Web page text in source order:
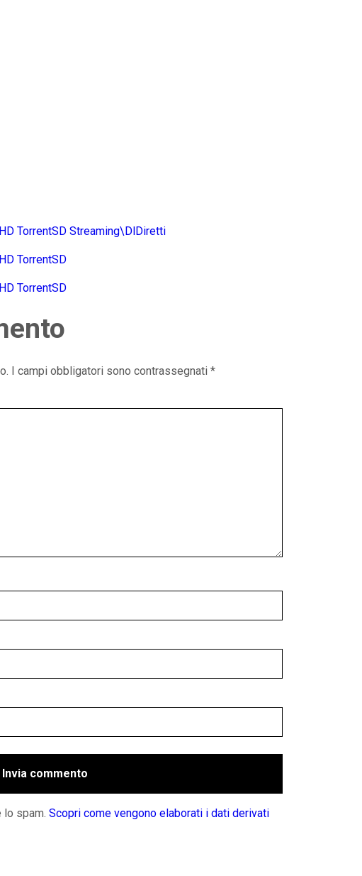
TorrentSD Streaming\DlDiretti
TorrentSD
TorrentSD
I campi obbligatori sono contrassegnati *
spam. Scopri come vengono elaborati i dati derivati